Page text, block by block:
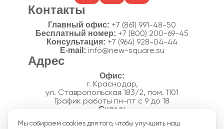
Контакты
Главный офис: +7 (861) 991-48-50
Бесплатный номер: +7 (800) 200-69-45
Консультация: +7 (964) 928-04-44
E-mail: info@new-square.su
Адрес
г. Краснодар,
ул. Ставропольская 183/2, пом. 1101
График работы пн-пт с 9 до 18
п. Новознаменский, ул.Производственная, 15
Мы собираем cookies для того, чтобы улучшить наш